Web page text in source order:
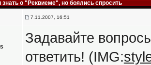
знать о "Реквиеме", но боялись спросить
7.11.2007, 16:51
Задавайте
ответить! (IMG: